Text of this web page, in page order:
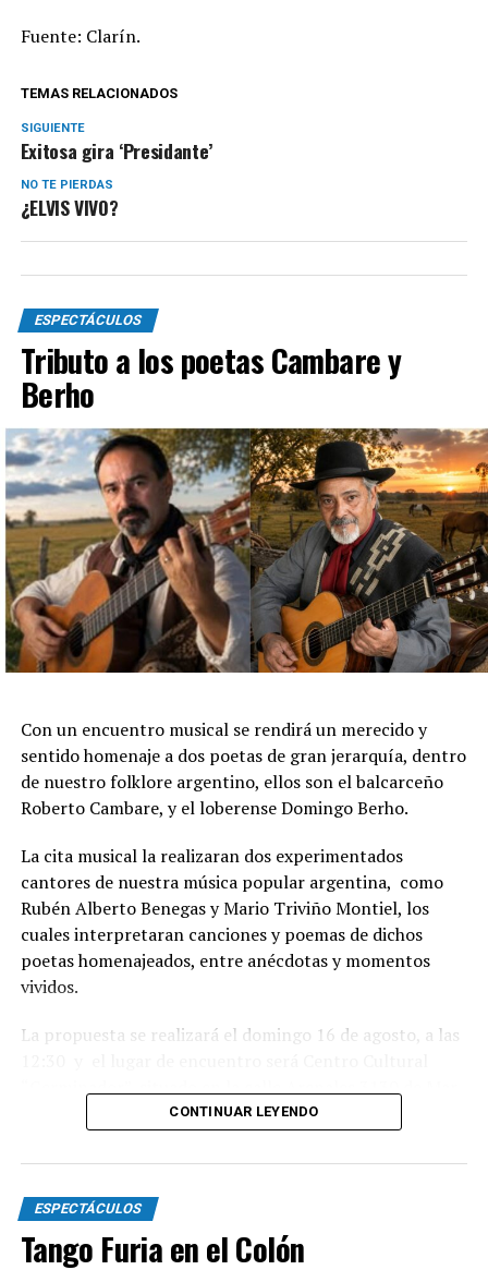
Fuente: Clarín.
TEMAS RELACIONADOS
SIGUIENTE
Exitosa gira ‘Presidante’
NO TE PIERDAS
¿ELVIS VIVO?
ESPECTÁCULOS
Tributo a los poetas Cambare y
Berho
Con un encuentro musical se rendirá un merecido y
sentido homenaje a dos poetas de gran jerarquía, dentro
de nuestro folklore argentino, ellos son el balcarceño
Roberto Cambare, y el loberense Domingo Berho.
La cita musical la realizaran dos experimentados
cantores de nuestra música popular argentina, como
Rubén Alberto Benegas y Mario Triviño Montiel, los
cuales interpretaran canciones y poemas de dichos
poetas homenajeados, entre anécdotas y momentos
vividos.
La propuesta se realizará el domingo 16 de agosto, a las
Habrá danzas nativas y baile familiar, con gran servicio
sobre. Para mas información o reservas escribir ll what
sapp 2236104302
CONTINUAR LEYENDO
ESPECTÁCULOS
Tango Furia en el Colón